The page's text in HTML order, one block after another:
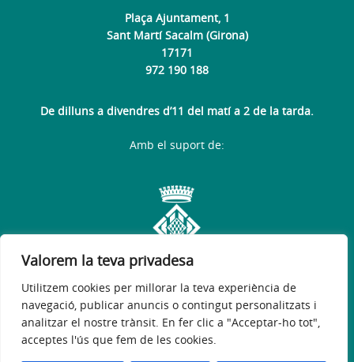
Valorem la teva privadesa
Utilitzem cookies per millorar la teva experiència de
navegació, publicar anuncis o contingut personalitzats i
analitzar el nostre trànsit. En fer clic a "Acceptar-ho tot",
acceptes l'ús que fem de les cookies.
Plaça Ajuntament, 1
Sant Martí Sacalm (Girona)
17171
972 190 188
De dilluns a divendres d’11 del matí a 2 de la tarda.
Avís legal Política de privacitat
Amb el suport de: